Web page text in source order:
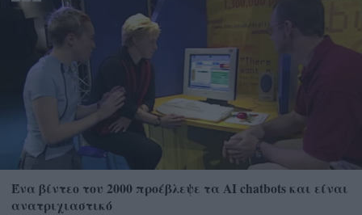
Ένα βίντεο του 2000 προέβλεψε τα AI chatbots και είναι
ανατριχιαστικό